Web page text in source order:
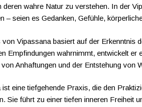
deren wahre Natur zu verstehen. In der
– seien es Gedanken, Gefühle,
Vipassana basiert auf der Erkenntnis
Empfindungen wahrnimmt, entwickelt
Anhaftungen und der Entstehung von
ist eine tiefgehende Praxis, die den
Sie führt zu einer tiefen inneren Freiheit